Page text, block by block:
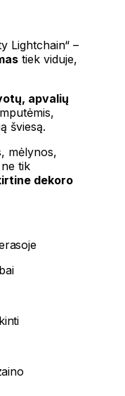
Lightchain“ –
tiek viduje,
apvalių
šviesą.
mėlynos,
tik
dekoro